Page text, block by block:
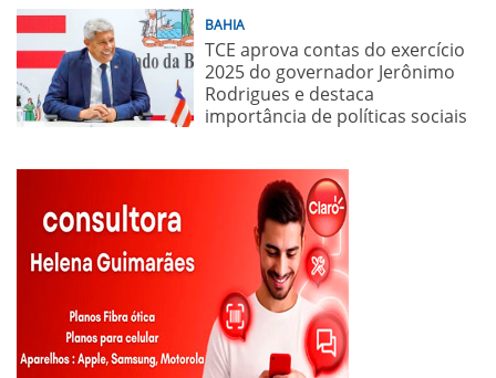
BAHIA
TCE aprova contas do exercício
2025 do governador Jerônimo
Rodrigues e destaca
importância de políticas sociais